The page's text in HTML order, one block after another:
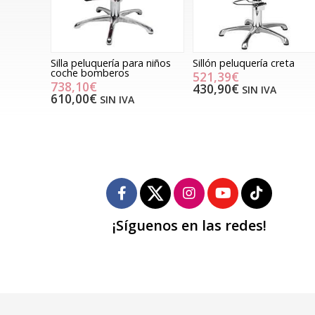
Silla peluquería para niños
coche bomberos
738,10€
610,00€ SIN IVA
Sillón peluquería creta
521,39€
430,90€ SIN IVA
¡Síguenos en las redes!